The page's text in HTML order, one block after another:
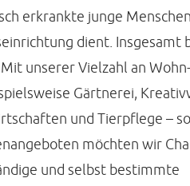
erkrankte junge
dient. Insgesamt
unserer Vielzahl an
Gärtnerei,
und Tierpflege –
möchten wir
und selbst bestimmte